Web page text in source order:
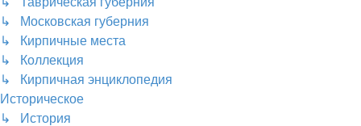
↳ Московская губерния
↳ Кирпичные места
↳ Коллекция
↳ Кирпичная энциклопедия
Историческое
↳ История